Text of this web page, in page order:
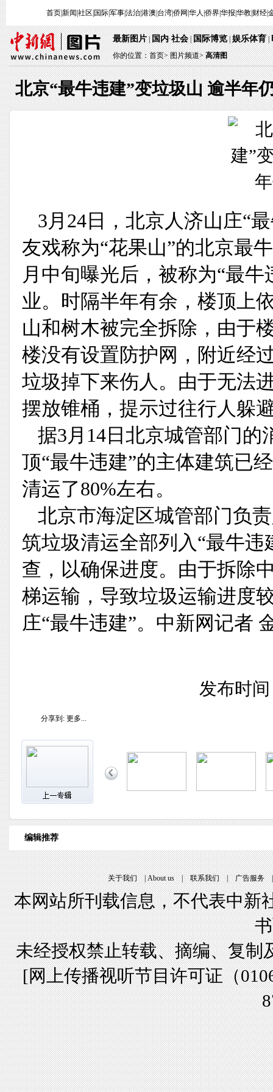
首页|新闻 社区 国际|军事|法治|港澳 台湾|侨网 华人 侨界|华报 华教| 财经|
最新图片|国内·社会|国际博览|娱乐体育|
你的位置：首页>图片频道> 高清图
北京“最牛违建”变垃圾山 逾半年
3月24日，北京人济山庄“
友戏称为“花果山”的北京最
月中旬曝光后，被称为“最
业。时隔半年有余，楼顶上
山和树木被完全拆除，由于
楼没有设置防护网，附近经
垃圾掉下来伤人。由于无法
摆放锥桶，提示过往行人躲
据3月14日北京城管部门
顶“最牛违建”的主体建筑已
清运了80%左右。
北京市海淀区城管部门负
筑垃圾清运全部列入“最牛
查，以确保进度。由于拆除
梯运输，导致垃圾运输进度
庄“最牛违建”。中新网记者
发布时
分享到: 更多...
编辑推荐
关于我们|About us|联系我们|广告服务
本网站所刊载信息，不代表中新
未经授权禁止转载、摘编、复制
[网上传播视听节目许可证（